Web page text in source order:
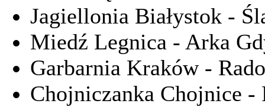
Jagiellonia Białystok -
Miedź Legnica - Arka
Garbarnia Kraków -
Chojniczanka Chojnice -